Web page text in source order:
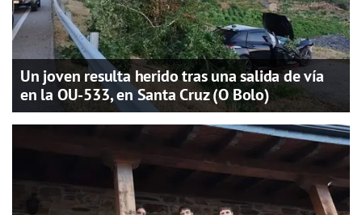
Un joven resulta herido tras una salida de vía
en la OU-533, en Santa Cruz (O Bolo)